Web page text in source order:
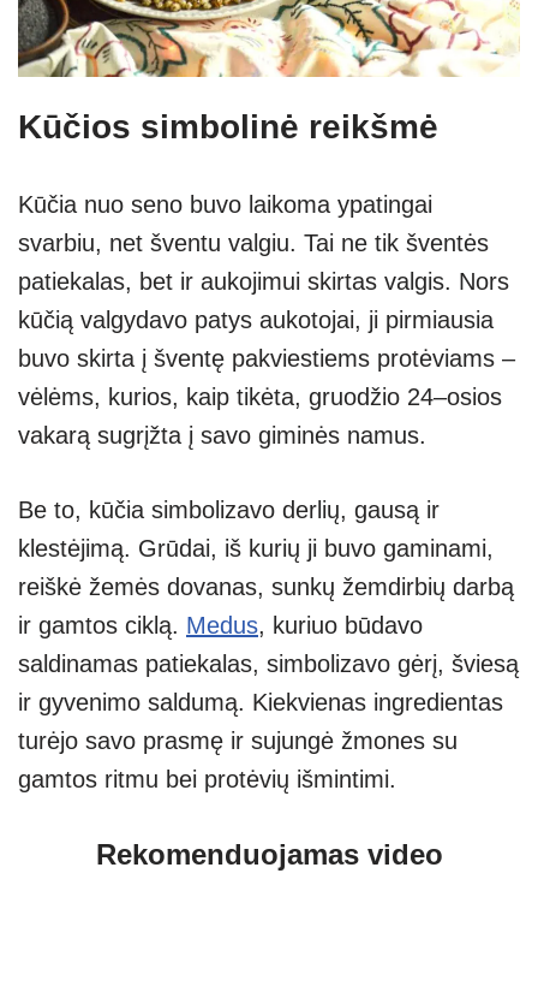
Kūčios simbolinė reikšmė
Kūčia nuo seno buvo laikoma ypatingai
svarbiu, net šventu valgiu. Tai ne tik šventės
patiekalas, bet ir aukojimui skirtas valgis. Nors
kūčią valgydavo patys aukotojai, ji pirmiausia
buvo skirta į šventę pakviestiems protėviams –
vėlėms, kurios, kaip tikėta, gruodžio 24–osios
vakarą sugrįžta į savo giminės namus.
Be to, kūčia simbolizavo derlių, gausą ir
klestėjimą. Grūdai, iš kurių ji buvo gaminami,
reiškė žemės dovanas, sunkų žemdirbių darbą
ir gamtos ciklą. Medus, kuriuo būdavo
saldinamas patiekalas, simbolizavo gėrį, šviesą
ir gyvenimo saldumą. Kiekvienas ingredientas
turėjo savo prasmę ir sujungė žmones su
gamtos ritmu bei protėvių išmintimi.
Rekomenduojamas video